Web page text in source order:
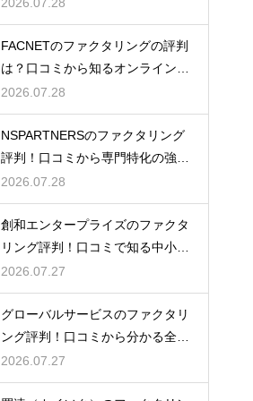
2026.07.28
FACNETのファクタリングの評判
は？口コミから知るオンラインの
魅力
2026.07.28
NSPARTNERSのファクタリング
評判！口コミから専門特化の強み
を解説
2026.07.28
創和エンタープライズのファクタ
リング評判！口コミで知る中小企
業への支援
2026.07.27
グローバルサービスのファクタリ
ング評判！口コミから分かる全国
対応の強み
2026.07.27